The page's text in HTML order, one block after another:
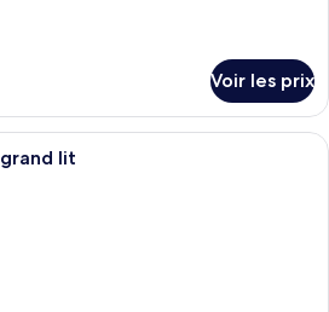
Voir les prix
Une chambre d’hôtel avec un
lit